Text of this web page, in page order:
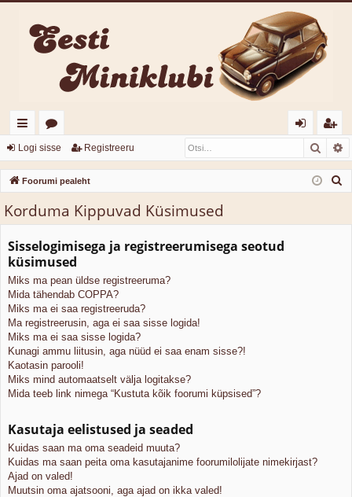
iirl
in
gi
d
o
or
u
mi
d
i
sis
eg
ist
re
Logi sisse Registreeru Otsi
Foorumi pealeht
Korduma Kippuvad Küsimused
Sisselogimisega ja registreerumisega seotud
küsimused
Miks ma pean üldse registreeruma?
Mida tähendab COPPA?
Miks ma ei saa registreeruda?
Ma registreerusin, aga ei saa sisse logida!
Miks ma ei saa sisse logida?
Kunagi ammu liitusin, aga nüüd ei saa enam sisse?!
Kaotasin parooli!
Miks mind automaatselt välja logitakse?
Mida teeb link nimega “Kustuta kõik foorumi küpsised”?
Kasutaja eelistused ja seaded
Kuidas saan ma oma seadeid muuta?
Kuidas ma saan peita oma kasutajanime foorumilolijate nimekirjast?
Ajad on valed!
Muutsin oma ajatsooni, aga ajad on ikka valed!